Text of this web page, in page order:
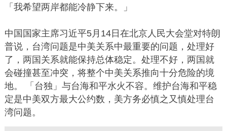
「我希望两岸都能冷静下来。」
中国国家主席习近平5月14日在北京人民大会堂对特朗
普说，台湾问题是中美关系中最重要的问题，处理好
了，两国关系就能保持总体稳定。处理不好，两国就
会碰撞甚至冲突，将整个中美关系推向十分危险的境
地。 「台独」与台海和平水火不容。维护台海和平稳
定是中美双方最大公约数，美方务必慎之又慎处理台
湾问题。